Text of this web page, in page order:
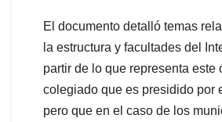
El documento detalló temas
la estructura y facultades del
partir de lo que representa este
colegiado que es presidido por
pero que en el caso de los